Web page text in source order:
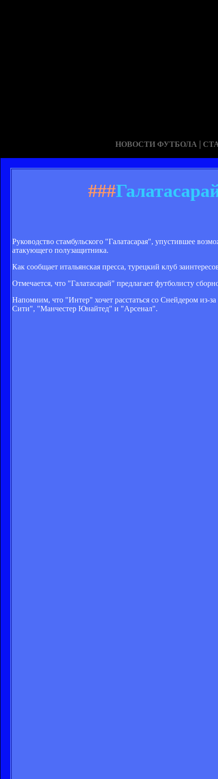
НОВОСТИ ФУТБОЛА |
###
Руководство стамбульского "Галатасарая", упустившее
атакующего полузащитника.
Как сообщает итальянская пресса, турецкий клуб
Отмечается, что "Галатасарай" предлагает футболисту
Напомним, что "Интер" хочет расстаться со Снейдером из-
Сити", "Манчестер Юнайтед" и "Арсенал".